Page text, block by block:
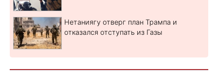
Нетаниягу отверг план Трампа и
отказался отступать из Газы